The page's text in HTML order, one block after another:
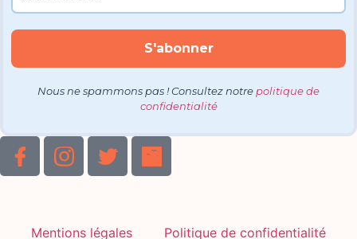
Nous ne spammons pas ! Consultez notre politique de
confidentialité
Mentions légales Politique de confidentialité